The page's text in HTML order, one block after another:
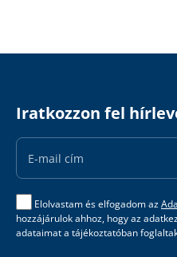
Iratkozzon fel
Email
Address
Elolvastam és elfogadom az
hozzájárulok ahhoz, hogy az
adataimat a tájékoztatóban